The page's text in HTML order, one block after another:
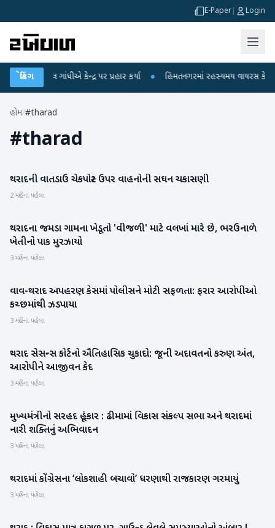
E-Paper Login
બ્રેકિંગ
પર રાહુલ ગાંધીએ કેન્દ્ર પર પ્રહાર કર્યા ● હિંમતનગરમાં રહસ્યમય વાયરસ કે
હોમ/#tharad
#tharad
વાવ-થરાદ
થરાદની વાતડાઉ ચેકપોસ્ટ ઉપર વાહનોની સઘન ચકાસણી
2 મહિના પહેલા
વાવ-થરાદ
થરાદના જમડા ગામના ખેડૂતો 'વીજળી' માટે વલખાં મારે છે, ભરઉનાળે
ખેતીનો પાક મુરઝાયો
3 મહિના પહેલા
વાવ-થરાદ
વાવ-થરાદ અપહરણ કેસમાં પોલીસને મોટી સફળતા: ફરાર આરોપીઓ
કચ્છમાંથી ઝડપાયા
3 મહિના પહેલા
વાવ-થરાદ
થરાદ સેસન્સ કોર્ટનો ઐતિહાસિક ચુકાદો: જૂની અદાવતનો કરુણ અંત,
આરોપીને આજીવન કેદ
3 મહિના પહેલા
બનાસકાંઠા
મુખ્યમંત્રીનો સરહદ હૂંકાર : ઢીમામાં વિકાસ સંકલ્પ સભા અને થરાદમાં
નારી શક્તિનું અભિવાદન
3 મહિના પહેલા
વાવ-થરાદ
થરાદમાં કોંગ્રેસના ‘લોકશાહી બચાવો’ ધરણાથી રાજકારણ ગરમાયું
3 મહિના પહેલા